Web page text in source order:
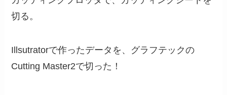
切る。
Illsutratorで作ったデータを、グラフテックの
Cutting Master2で切った！